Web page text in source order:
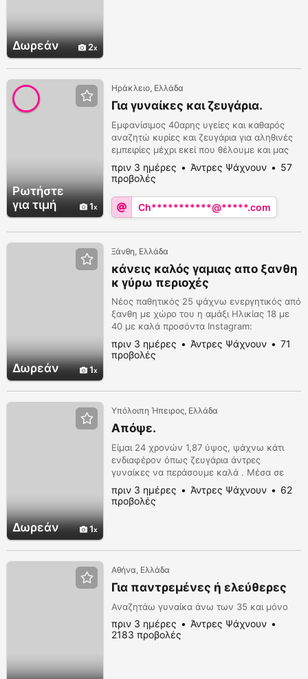
Δωρεάν 2
Ρωτήστε
για τιμή
1
Ηράκλειο, Ελλάδα
Για γυναίκες και ζευγάρια.
Εμφανίσιμος 40αρης υγείες και καθαρός
αναζητώ κυρίες και ζευγάρια για αληθινές
εμπειρίες μέχρι εκεί που θέλουμε και μας
ευχαριστεί.
πριν 3 ημέρες Άντρες Ψάχνουν
57
προβολές
Ch***********@*****.com
Δωρεάν 1
Ξάνθη, Ελλάδα
κάνεις καλός γαμιας απο ξανθη
κ γύρω περιοχές
Νέος παθητικός 25 ψάχνω ενεργητικός από
ξανθη με χώρο του η αμάξι Ηλικίας 18 με
40 με καλά προσόντα Instagram:
gayagorixanthi
πριν 3 ημέρες Άντρες Ψάχνουν
71
προβολές
Δωρεάν 1
Υπόλοιπη Ήπειρος, Ελλάδα
Απόψε.
Είμαι 24 χρονών 1,87 ύψος, ψάχνω κάτι
ενδιαφέρον όπως ζευγάρια άντρες
γυναίκες να περάσουμε καλά . Μέσα σε
πριν 3 ημέρες Άντρες Ψάχνουν
62
προβολές
Αθήνα, Ελλάδα
Για παντρεμένες ή ελεύθερες
Αναζητάω γυναίκα άνω των 35 και μόνο
πριν 3 ημέρες
Άντρες Ψάχνουν
2183 προβολές